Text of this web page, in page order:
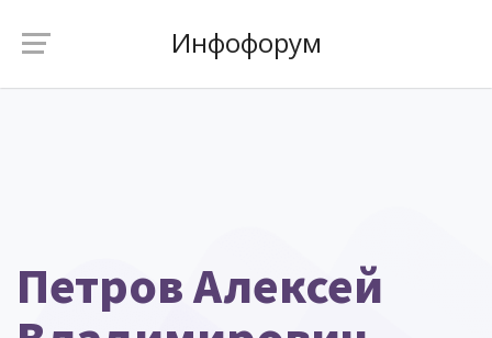
Инфофорум
Петров Алексей